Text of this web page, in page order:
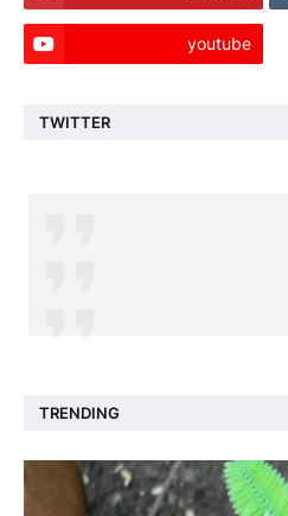
youtube
TWITTER
TRENDING